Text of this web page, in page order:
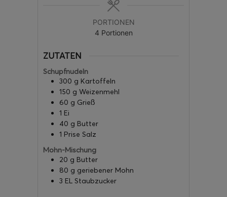
PORTIONEN
4 Portionen
ZUTATEN
Schupfnudeln
300 g Kartoffeln
150 g Weizenmehl
60 g Grieß
1 Ei
40 g Butter
1 Prise Salz
Mohn-Mischung
20 g Butter
80 g geriebener Mohn
3 EL Staubzucker